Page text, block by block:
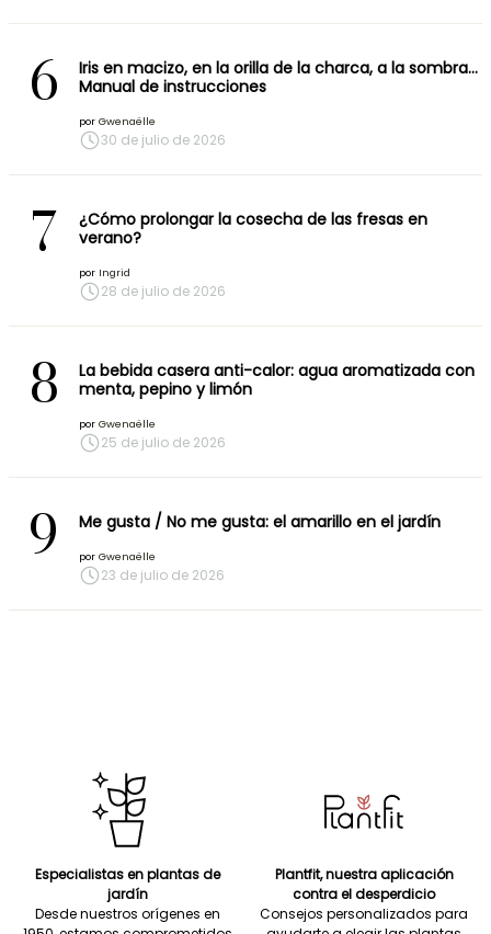
6
Iris en macizo, en la orilla de la charca, a la sombra…
Manual de instrucciones
por Gwenaëlle
30 de julio de 2026
7
¿Cómo prolongar la cosecha de las fresas en
verano?
por Ingrid
28 de julio de 2026
8
La bebida casera anti-calor: agua aromatizada con
menta, pepino y limón
por Gwenaëlle
25 de julio de 2026
9 Me gusta / No me gusta: el amarillo en el jardín
por Gwenaëlle
23 de julio de 2026
Especialistas en plantas de
jardín
Desde nuestros orígenes en
Plantfit, nuestra aplicación
contra el desperdicio
Consejos personalizados para